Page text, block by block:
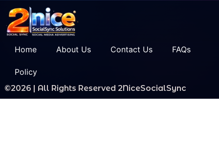
Home About Us Contact Us FAQs
Policy
©2026 | All Rights Reserved 2NiceSocialSync